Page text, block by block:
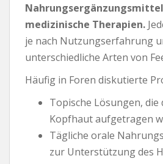
medizinische Therapien.
je nach Nutzungserfahrung
unterschiedliche Arten von
Häufig in Foren diskutierte
Topische Lösungen, die
Kopfhaut aufgetragen
Tägliche orale
zur Unterstützung des